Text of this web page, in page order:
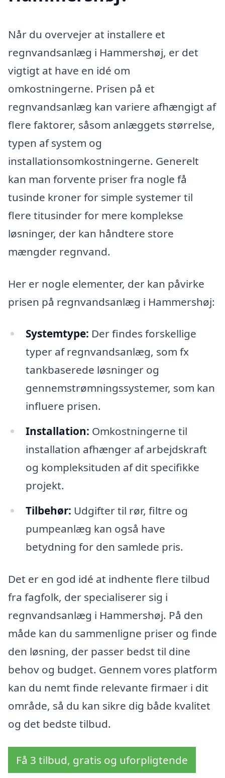
Når du overvejer at installere et
regnvandsanlæg i Hammershøj, er det
vigtigt at have en idé om
omkostningerne. Prisen på et
regnvandsanlæg kan variere afhængigt af
flere faktorer, såsom anlæggets størrelse,
typen af system og
installationsomkostningerne. Generelt
kan man forvente priser fra nogle få
tusinde kroner for simple systemer til
flere titusinder for mere komplekse
løsninger, der kan håndtere store
mængder regnvand.
Her er nogle elementer, der kan påvirke
prisen på regnvandsanlæg i Hammershøj:
Systemtype: Der findes forskellige
typer af regnvandsanlæg, som fx
tankbaserede løsninger og
gennemstrømningssystemer, som kan
influere prisen.
Installation: Omkostningerne til
installation afhænger af arbejdskraft
og kompleksituden af dit specifikke
projekt.
Tilbehør: Udgifter til rør, filtre og
pumpeanlæg kan også have
betydning for den samlede pris.
Det er en god idé at indhente flere tilbud
fra fagfolk, der specialiserer sig i
regnvandsanlæg i Hammershøj. På den
måde kan du sammenligne priser og finde
den løsning, der passer bedst til dine
behov og budget. Gennem vores platform
kan du nemt finde relevante firmaer i dit
område, så du kan sikre dig både kvalitet
og det bedste tilbud.
Få 3 tilbud, gratis og uforpligtende